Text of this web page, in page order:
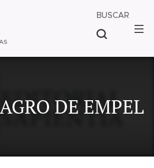
BUSCAR
DE EMPEL